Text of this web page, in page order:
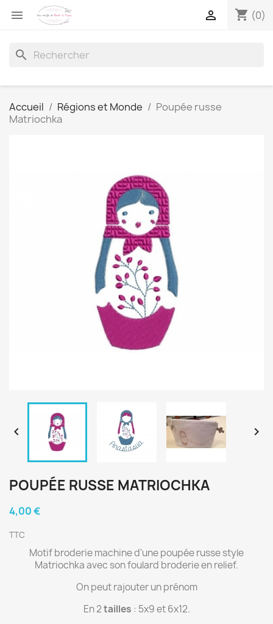
 shopping_cart (0)

search
Accueil Régions et Monde
Poupée russe
Matriochka
 
POUPÉE RUSSE MATRIOCHKA
4,00 €
TTC
Motif broderie machine d'une poupée russe style
Matriochka avec son foulard broderie en relief.
On peut rajouter un prénom
En 2tailles : 5x9 et 6x12.